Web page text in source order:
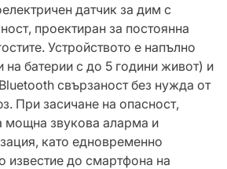
датчик за дим с
проектиран за постоянна
Устройството е напълно
на батерии с до 5 години живот) и
свързаност без нужда от
При засичане на опасност,
мощна звукова аларма и
като едновременно
известие до смартфона на